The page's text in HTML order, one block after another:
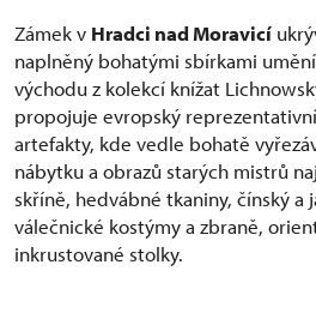
Zámek v Hradci nad Moravicí
naplněný bohatými sbírkami
východu z kolekcí knížat
propojuje evropský
artefakty, kde vedle bohatě
nábytku a obrazů starých mistrů
skříně, hedvábné tkaniny, čínský a
válečnické kostýmy a zbraně,
inkrustované stolky.